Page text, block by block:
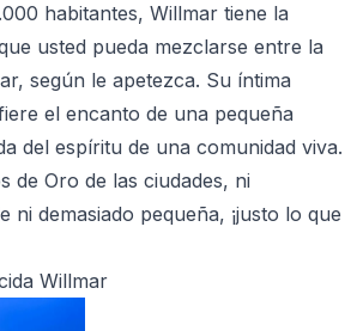
habitantes, Willmar tiene la
usted pueda mezclarse entre la
según le apetezca. Su íntima
el encanto de una pequeña
del espíritu de una comunidad viva.
de Oro de las ciudades, ni
ni demasiado pequeña, ¡justo lo que
Willmar